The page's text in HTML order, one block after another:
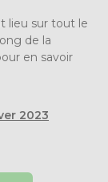
lieu sur tout le
de la
en savoir
2023